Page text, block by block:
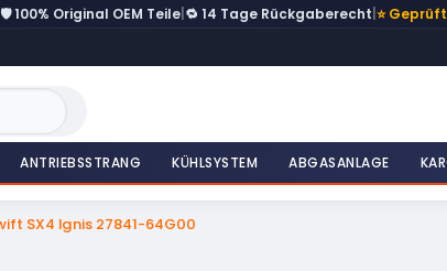
🛡️ 100% Original OEM Teile 🔁 14 Tage Rückgaberecht ⭐
ANTRIEBSSTRANG KÜHLSYSTEM ABGASANLAGE
SX4 Ignis 27841-64G00